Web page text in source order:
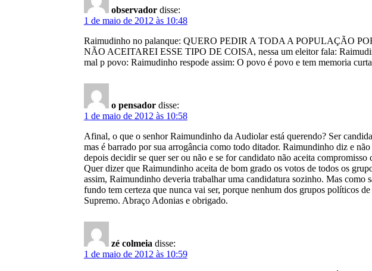
observador disse:
1 de maio de 2012 às 10:48
Raimudinho no palanque: QUERO PEDIR A TODA A POPULAÇÃO
NÃO ACEITAREI ESSE TIPO DE COISA, nessa um eleitor fala:
mal p povo: Raimudinho respode assim: O povo é povo e tem memoria curta
o pensador disse:
1 de maio de 2012 às 10:58
Afinal, o que o senhor Raimundinho da Audiolar está querendo? Ser
mas é barrado por sua arrogância como todo ditador. Raimundinho diz e
depois decidir se quer ser ou não e se for candidato não aceita
Quer dizer que Raimundinho aceita de bom grado os votos de todos os
assim, Raimundinho deveria trabalhar uma candidatura sozinho. Mas
fundo tem certeza que nunca vai ser, porque nenhum dos grupos políticos
Supremo. Abraço Adonias e obrigado.
zé colmeia disse:
1 de maio de 2012 às 10:59